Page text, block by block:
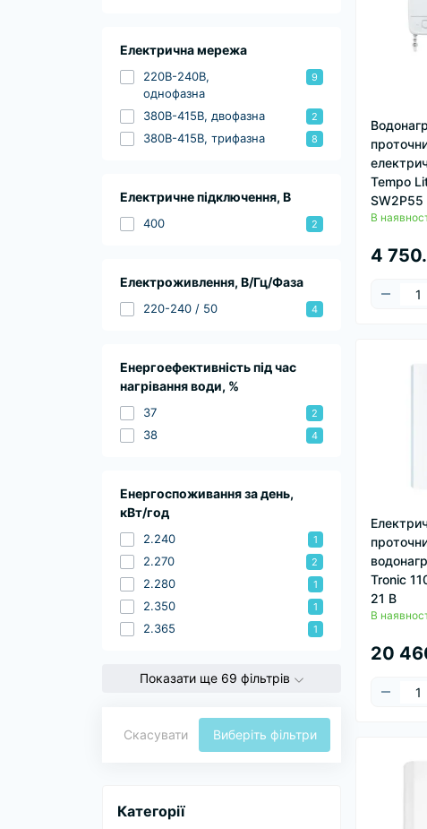
Електрична мережа
220В-240В,
однофазна
9
380В-415В, двофазна 2
380В-415В, трифазна 8
Електричне підключення, В
400 2
Електроживлення, В/Гц/Фаза
220-240 / 50 4
Енергоефективність під час
нагрівання води, %
37 2
38 4
Енергоспоживання за день,
кВт/год
2.240 1
2.270 2
2.280 1
2.350 1
2.365 1
Показати ще 69 фільтрів
Скасувати Виберіть фільтри
Категорії
Tempo
SW2P55
В
4
Tronic
21 B
В
20